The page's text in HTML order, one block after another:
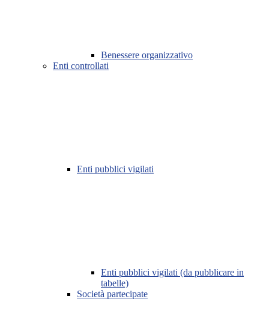
Benessere organizzativo
Enti controllati
Enti pubblici vigilati
Enti pubblici vigilati (da pubblicare in
tabelle)
Società partecipate